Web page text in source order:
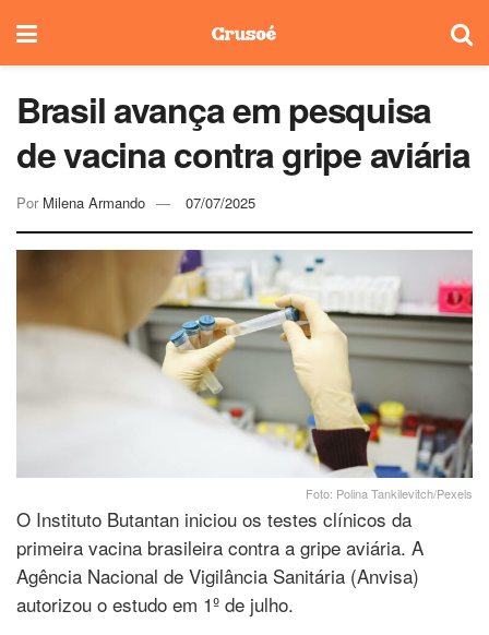
Brasil avança em pesquisa
de vacina contra gripe aviária
Por Milena Armando 07/07/2025
Foto: Polina Tankilevitch/Pexels
O Instituto Butantan iniciou os testes clínicos da
primeira vacina brasileira contra a gripe aviária. A
Agência Nacional de Vigilância Sanitária (Anvisa)
autorizou o estudo em 1º de julho.